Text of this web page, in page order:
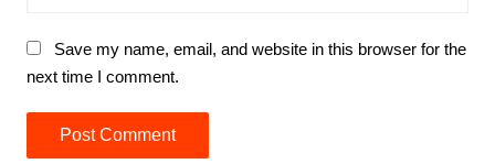
Save my name, email, and website in this browser for the
next time I comment.